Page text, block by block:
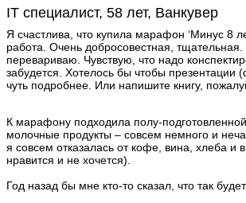
IT специалист, 58 лет, Ванкувер
Я счастлива, что купила марафон ‘Минус 8
работа. Очень добросовестная,
перевариваю. Чувствую, что надо
забудется. Хотелось бы чтобы презентации
чуть подробнее. Или напишите книгу,
К марафону подходила полу-
молочные продукты – совсем немного и
я совсем отказалась от кофе, вина, хлеба и
нравится и не хочется).
Год назад бы мне кто-то сказал, что так